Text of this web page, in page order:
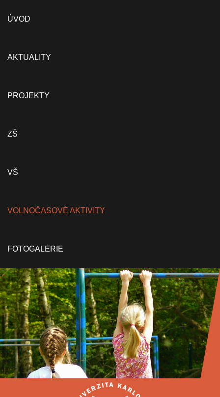
ÚVOD
AKTUALITY
PROJEKTY
ZŠ
VŠ
VOLNOČASOVÉ AKTIVITY
FOTOGALERIE